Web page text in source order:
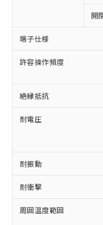
開
端子仕様
許容操作頻度
絶縁抵抗
耐電圧
耐振動
耐衝撃
周囲温度範囲
以下の条件
ご利用くださ
本サー
商品の
当社制
本サー
ことを
在庫状
記載し
タに基
覧され
準価格
正式な
対応予定な
非含有に非
定はありませ
調査・確認
非含有の対応
非該当品：
害物質有無と
いたものが
むを得ず変
六価クロム
類(PBB)
(PBDE)
ル) (DEHP)(別名
※1 中国
「○」：最
基準値以下で
「×」：最
基準値を超
「－」：未
*中国RoHS10物
Pb(鉛)
Cr(Ⅵ)(六価クロ
ニル類) :
当社は
為替お
（以下
または
国政府
可)を
当社は
○ 一